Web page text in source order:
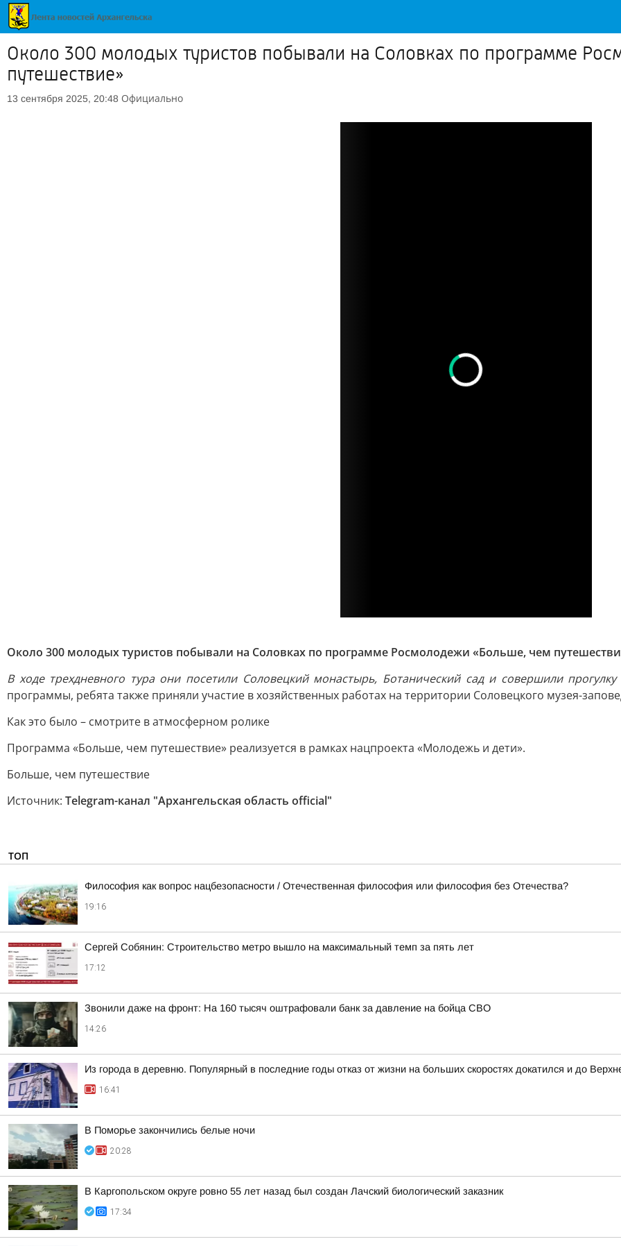
Около 300 молодых туристов побывали на Соловках по программе
путешествие»
13 сентября 2025, 20:48 Официально
Около 300 молодых туристов побывали на Соловках по программе Росмолодежи «Больше, чем
В ходе трехдневного тура они посетили Соловецкий монастырь, Ботанический сад и совершили
программы, ребята также приняли участие в хозяйственных работах на территории Соловецкого музея-
Как это было – смотрите в атмосферном ролике
Программа «Больше, чем путешествие» реализуется в рамках нацпроекта «Молодежь и дети».
Больше, чем путешествие
Источник: Telegram-канал "Архангельская область official"
ТОП
Философия как вопрос нацбезопасности / Отечественная философия или философия без Отечества?
19:16
Сергей Собянин: Строительство метро вышло на максимальный темп за пять лет
17:12
Звонили даже на фронт: На 160 тысяч оштрафовали банк за давление на бойца СВО
14:26
Из города в деревню. Популярный в последние годы отказ от жизни на больших скоростях докатился и до
16:41
В Поморье закончились белые ночи
20:28
В Каргопольском округе ровно 55 лет назад был создан Лачский биологический заказник
17:34